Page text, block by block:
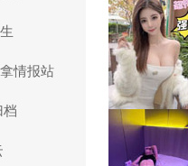
情报站
档